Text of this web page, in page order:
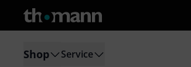
Shop Service